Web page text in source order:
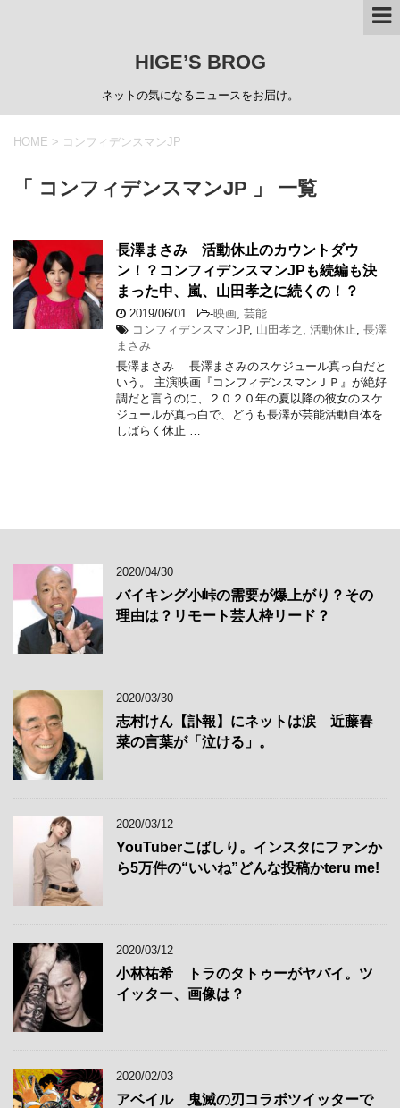
HIGE’S BROG
ネットの気になるニュースをお届け。
HOME > コンフィデンスマンJP
「 コンフィデンスマンJP 」 一覧
長澤まさみ 活動休止のカウントダウ
ン！？コンフィデンスマンJPも続編も決
まった中、嵐、山田孝之に続くの！？
2019/06/01 -映画 芸能
コンフィデンスマンJP, 山田孝之 活動休止 長澤
まさみ
長澤まさみ 長澤まさみのスケジュール真っ白だと
いう。 主演映画『コンフィデンスマンＪＰ』が絶好
調だと言うのに、２０２０年の夏以降の彼女のスケ
ジュールが真っ白で、どうも長澤が芸能活動自体を
しばらく休止 …
2020/04/30
バイキング小峠の需要が爆上がり？その
理由は？リモート芸人枠リード？
2020/03/30
志村けん【訃報】にネットは涙 近藤春
菜の言葉が「泣ける」。
2020/03/12
YouTuberこばしり。インスタにファンか
ら5万件の“いいね”どんな投稿かteru me!
2020/03/12
小林祐希 トラのタトゥーがヤバイ。ツ
イッター、画像は？
2020/02/03
アベイル 鬼滅の刃コラボツイッターで